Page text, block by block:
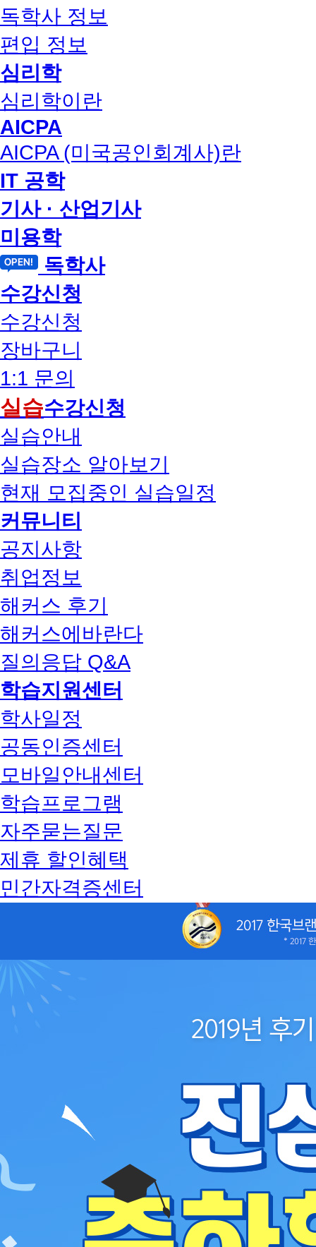
독학사 정보
편입 정보
심리학
심리학이란
AICPA
AICPA (미국공인회계사)란
IT 공학
기사 · 산업기사
미용학
독학사
수강신청
수강신청
장바구니
1:1 문의
실습수강신청
실습안내
실습장소 알아보기
현재 모집중인 실습일정
커뮤니티
공지사항
취업정보
해커스 후기
해커스에바란다
질의응답 Q&A
학습지원센터
학사일정
공동인증센터
모바일안내센터
학습프로그램
자주묻는질문
제휴 할인혜택
민간자격증센터